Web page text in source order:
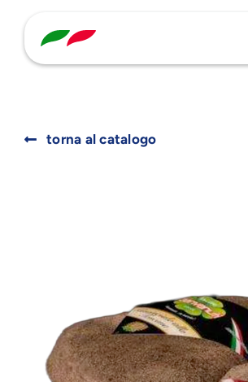
content
torna al catalogo